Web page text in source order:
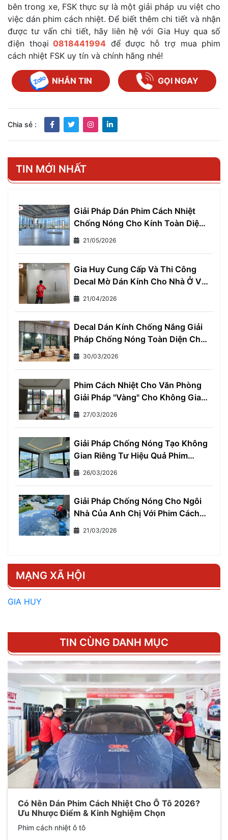
bên trong xe, FSK thực sự là một giải pháp ưu việt cho
việc dán phim cách nhiệt. Để biết thêm chi tiết và nhận
được tư vấn chi tiết, hãy liên hệ với Gia Huy qua số
điện thoại 0818441994 để được hỗ trợ mua phim
cách nhiệt FSK uy tín và chính hãng nhé!
NHẮN TIN GỌI NGAY
Chia sẻ :
TIN MỚI NHẤT
Giải Pháp Dán Phim Cách Nhiệt
Chống Nóng Cho Kính Toàn Diện
- Giảm Ngay 7°C, Tiết Kiệm 30%
21/05/2026
Gia Huy Cung Cấp Và Thi Công
Decal Mờ Dán Kính Cho Nhà Ở Và
Văn Phòng
21/04/2026
Decal Dán Kính Chống Nắng Giải
Pháp Chống Nóng Toàn Diện Cho
Mọi Nhà
30/03/2026
Phim Cách Nhiệt Cho Văn Phòng
Giải Pháp "Vàng" Cho Không Gian
Làm Việc Thoải Mái và Hiệu Quả
27/03/2026
Giải Pháp Chống Nóng Tạo Không
Gian Riêng Tư Hiệu Quả Phim
Cách Nhiệt Một Chiều
26/03/2026
Giải Pháp Chống Nóng Cho Ngôi
Nhà Của Anh Chị Với Phim Cách
Nhiệt Cho Nhà Ở
21/03/2026
MẠNG XÃ HỘI
GIA HUY
TIN CÙNG DANH MỤC
Có Nên Dán Phim Cách Nhiệt Cho Ô Tô 2026?
Ưu Nhược Điểm & Kinh Nghiệm Chọn
Phim cách nhiệt ô tô